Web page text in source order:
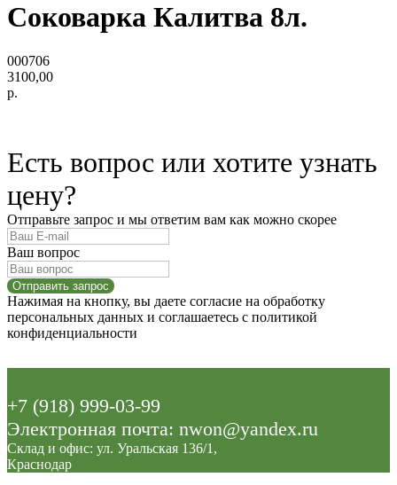
Соковарка Калитва 8л.
000706
3100,00
р.
Есть вопрос или хотите узнать
цену?
Отправьте запрос и мы ответим вам как можно скорее
Ваш вопрос
Отправить запрос
Нажимая на кнопку, вы даете согласие на обработку
персональных данных и соглашаетесь c политикой
конфиденциальности
+7 (918) 999-03-99
Электронная почта: nwon@yandex.ru
Склад и офис: ул. Уральская 136/1,
Краснодар